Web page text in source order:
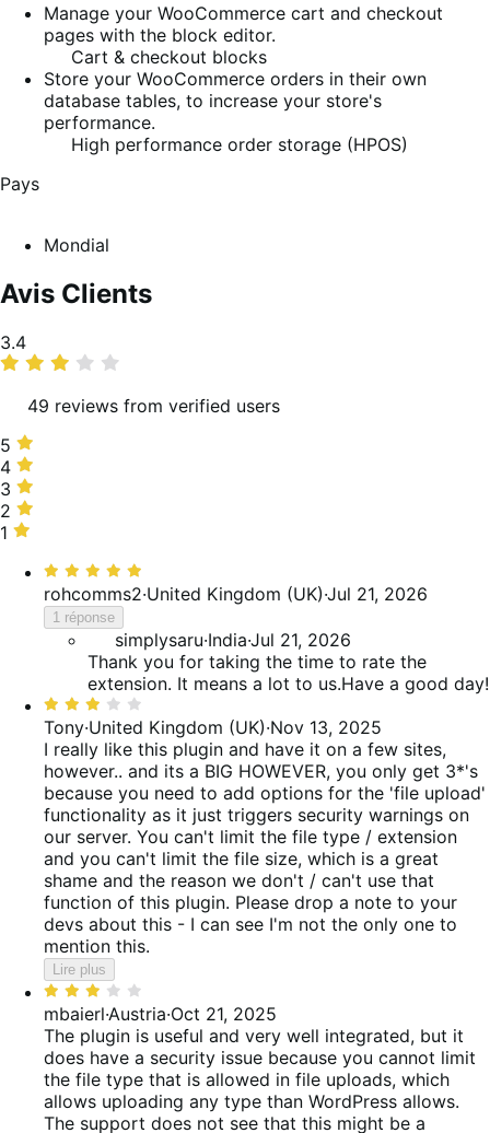
Manage your WooCommerce cart and checkout
pages with the block editor.
Cart & checkout blocks
Store your WooCommerce orders in their own
database tables, to increase your store's
performance.
High performance order storage (HPOS)
Pays
Mondial
Avis Clients
Moyenne
des
3.4
49 reviews from verified users
5 étoiles,
37 %
des
avis
5
4 étoiles,
12 %
des
avis
4
3 étoiles,
24 %
des
3
2 étoiles,
8 %
avis
2
1 étoile,
des
1
Noté
5
sur
5
rohcomms2·United Kingdom (UK)·Jul 21, 2026
1 réponse
simplysaru·India·Jul 21, 2026
Thank you for taking the time to rate the
extension. It means a lot to us.Have a good day!
Noté
3
sur
5
Tony·United Kingdom (UK)·Nov 13, 2025
I really like this plugin and have it on a few sites,
however.. and its a BIG HOWEVER, you only get 3*'s
because you need to add options for the 'file upload'
functionality as it just triggers security warnings on
our server. You can't limit the file type / extension
and you can't limit the file size, which is a great
shame and the reason we don't / can't use that
function of this plugin. Please drop a note to your
devs about this - I can see I'm not the only one to
mention this.
Lire plus
Noté
3
sur
5
mbaierl·Austria·Oct 21, 2025
The plugin is useful and very well integrated, but it
does have a security issue because you cannot limit
the file type that is allowed in file uploads, which
allows uploading any type than WordPress allows.
The support does not see that this might be a